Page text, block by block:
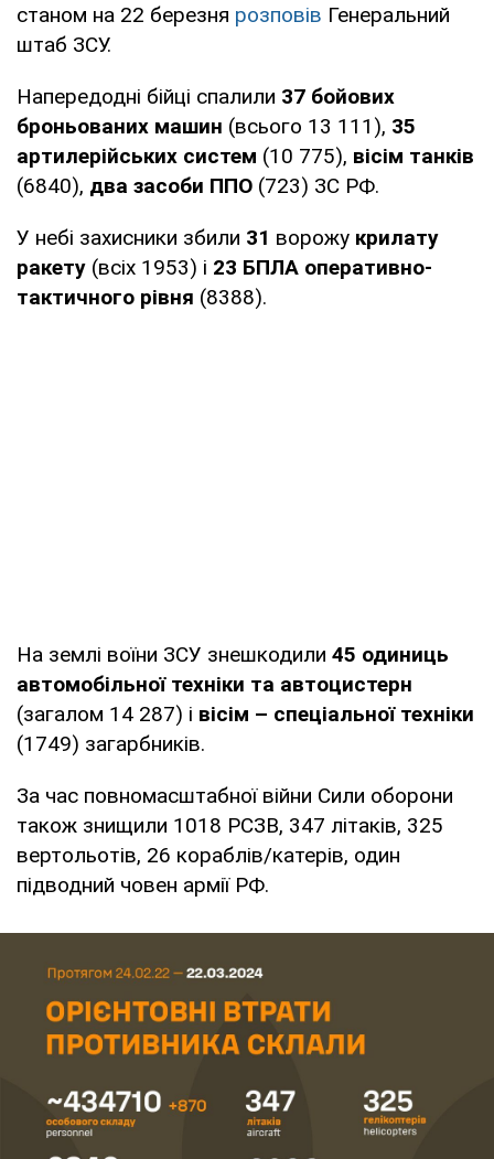
станом на 22 березня розповів Генеральний
штаб ЗСУ.
Напередодні бійці спалили 37 бойових
броньованих машин (всього 13 111), 35
артилерійських систем (10 775), вісім танків
(6840), два засоби ППО (723) ЗС РФ.
У небі захисники збили 31 ворожу крилату
ракету (всіх 1953) і 23 БПЛА оперативно-
тактичного рівня (8388).
На землі воїни ЗСУ знешкодили 45 одиниць
автомобільної техніки та автоцистерн
(загалом 14 287) і вісім – спеціальної техніки
(1749) загарбників.
За час повномасштабної війни Сили оборони
також знищили 1018 РСЗВ, 347 літаків, 325
вертольотів, 26 кораблів/катерів, один
підводний човен армії РФ.